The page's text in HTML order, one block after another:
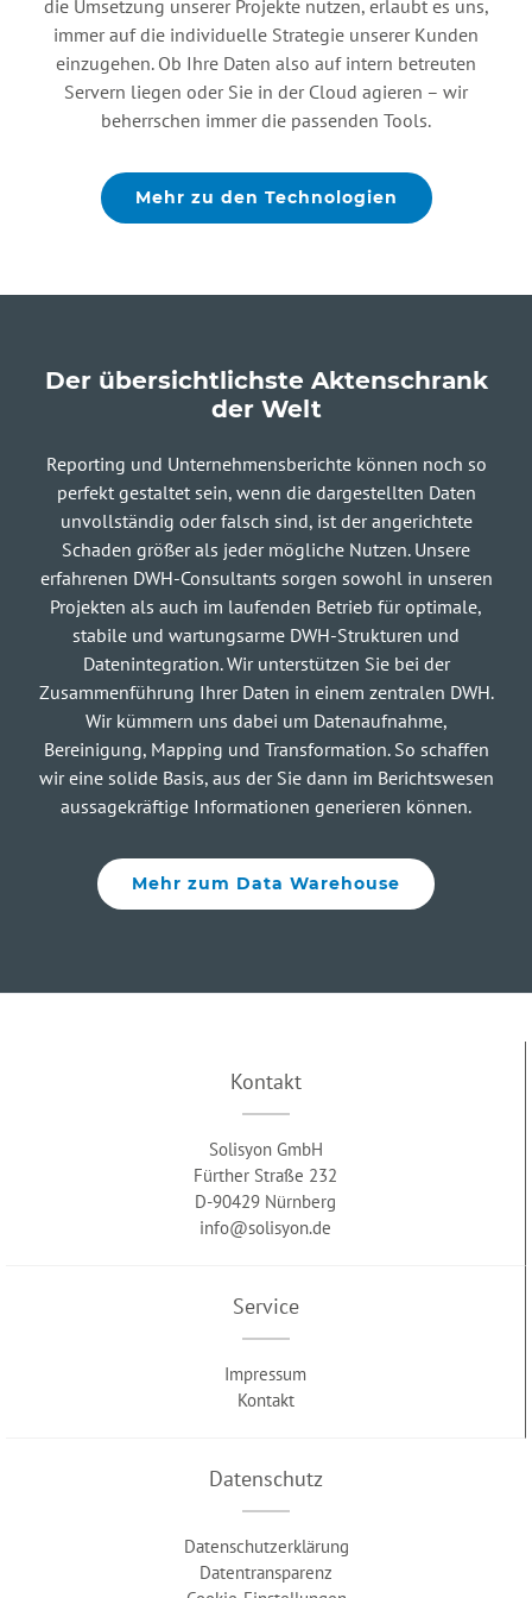
Martin Kolakowski, M.Sc., Leiter IT &
Digitalisierung, ZEG Zentraleinkauf
Holz + Kunststoff eG
Solisyon und des BI-Tools
evidanza MaC konnten wir viele
Herausforderungen der Pandemie
meistern. Unser Unternehmen
verzeichnen. Dank des Reportings
wurden interne Prozesse
frühzeitig erkannt, was in einer
Umsatz und Gewinn resultierte.”
Michael Schwehn, Leiter IT und
Organisation, TIP-TOP Dienstleistungen
GmbH
die Umsetzung unserer Projekte nutzen, erlaubt es uns,
immer auf die individuelle Strategie unserer Kunden
einzugehen. Ob Ihre Daten also auf intern betreuten
Servern liegen oder Sie in der Cloud agieren – wir
beherrschen immer die passenden Tools.
Mehr zu den Technologien
Der übersichtlichste Aktenschrank
der Welt
Reporting und Unternehmensberichte können noch so
perfekt gestaltet sein, wenn die dargestellten Daten
unvollständig oder falsch sind, ist der angerichtete
Schaden größer als jeder mögliche Nutzen. Unsere
erfahrenen DWH-Consultants sorgen sowohl in unseren
Projekten als auch im laufenden Betrieb für optimale,
stabile und wartungsarme DWH-Strukturen und
Datenintegration. Wir unterstützen Sie bei der
Zusammenführung Ihrer Daten in einem zentralen DWH.
Wir kümmern uns dabei um Datenaufnahme,
Bereinigung, Mapping und Transformation. So schaffen
wir eine solide Basis, aus der Sie dann im Berichtswesen
aussagekräftige Informationen generieren können.
Mehr zum Data Warehouse
Kontakt
Solisyon GmbH
Fürther Straße 232
D-90429 Nürnberg
info@solisyon.de
Service
Impressum
Kontakt
Datenschutz
Datenschutzerklärung
Datentransparenz